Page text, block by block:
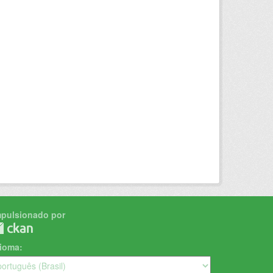
por